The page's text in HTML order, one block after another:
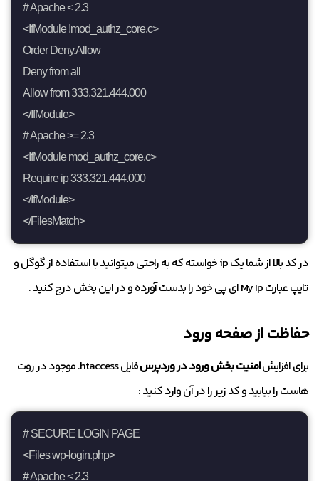
# Apache < 2.3
<IfModule !mod_authz_core.c>
Order Deny,Allow
Deny from all
Allow from 333.321.444.000
</IfModule>
# Apache >= 2.3
<IfModule mod_authz_core.c>
Require ip 333.321.444.000
</IfModule>
</FilesMatch>
در کد بالا از شما یک ip خواسته که به راحتی میتوانید با استفاده از گوگل و
تایپ عبارت My Ip ای پی خود را بدست آورده و در این بخش درج کنید .
حفاظت از صفحه ورود
برای افزایشامنیت بخش ورود در وردپرس
فایل htaccess. موجود در روت
هاست را بیابید و کد زیر را در آن وارد کنید :
# SECURE LOGIN PAGE
<Files wp-login.php>
# Apache < 2.3